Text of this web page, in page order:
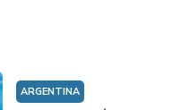
ARGENTINA